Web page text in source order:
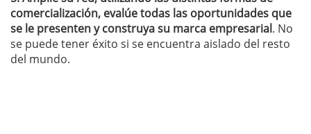
comercialización, evalúe todas las oportunidades que
se le presenten y construya su marca empresarial. No
se puede tener éxito si se encuentra aislado del resto
del mundo.